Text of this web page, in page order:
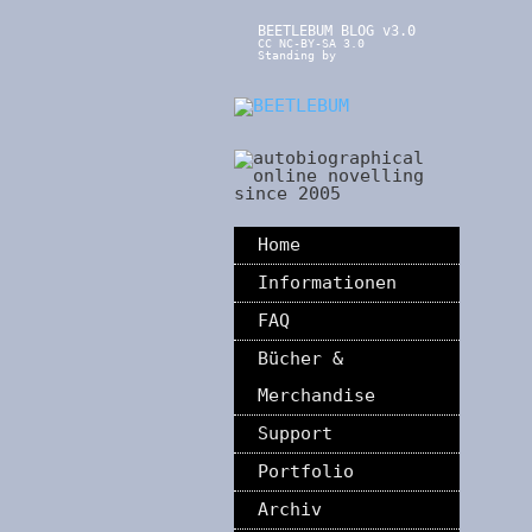
BEETLEBUM BLOG v3.0
CC NC-BY-SA 3.0
Standing by
Home
Informationen
FAQ
Bücher &
Merchandise
Support
Portfolio
Archiv